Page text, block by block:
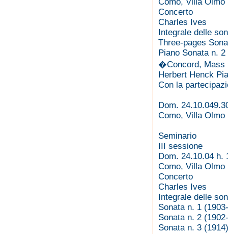
Concerto
Charles Ives
Integrale delle
Three-pages
Piano Sonata n. 2
�Concord, Mass
Herbert Henck
Con la
Dom.
Como, Villa Olmo
Seminario
III sessione
Dom. 24.10.04 h.
Como, Villa Olmo
Concerto
Charles Ives
Integrale delle
Sonata n. 1
Sonata n. 2
Sonata n. 3 (1914)